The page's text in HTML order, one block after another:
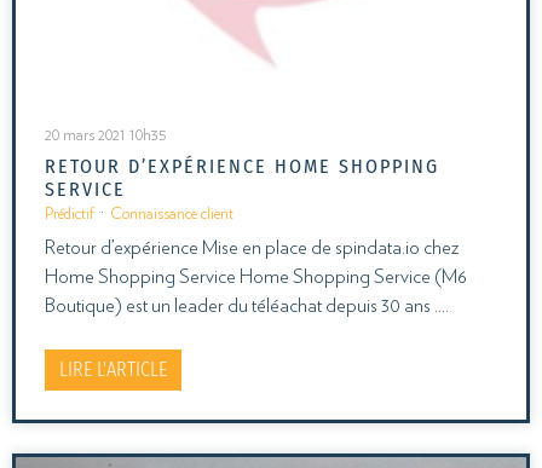
20 mars 2021 10h35
RETOUR D’EXPÉRIENCE HOME SHOPPING
SERVICE
Prédictif · Connaissance client
Retour d’expérience Mise en place de spindata.io chez
Home Shopping Service Home Shopping Service (M6
Boutique) est un leader du téléachat depuis 30 ans .…
LIRE L'ARTICLE